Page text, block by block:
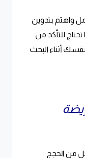
واهتم بتدوين
للتأكد من
أثناء البحث
من الحجج